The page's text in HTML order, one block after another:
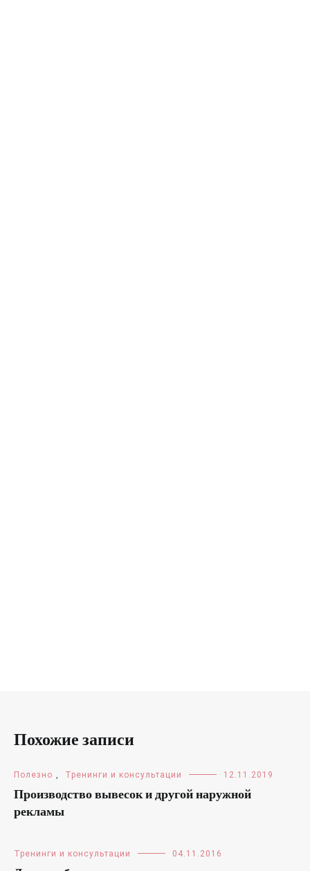
Похожие записи
Полезно , Тренинги и консультации 12.11.2019
Производство вывесок и другой наружной
рекламы
Тренинги и консультации 04.11.2016